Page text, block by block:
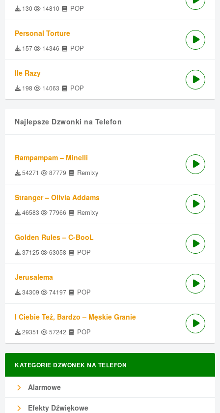
130 14810 POP
Personal Torture
157 14346 POP
Ile Razy
198 14063 POP
Najlepsze Dzwonki na Telefon
Rampampam – Minelli
54271 87779 Remixy
Stranger – Olivia Addams
46583 77966 Remixy
Golden Rules – C-BooL
37125 63058 POP
Jerusalema
34309 74197 POP
I Ciebie Też, Bardzo – Męskie Granie
29351 57242 POP
KATEGORIE DZWONEK NA TELEFON
Alarmowe
Efekty Dźwiękowe